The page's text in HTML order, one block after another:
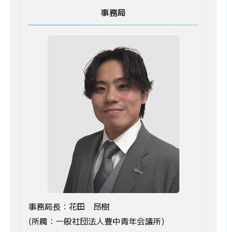
事務局
事務局長：花田 昂樹
(所属：一般社団法人豊中青年会議所)